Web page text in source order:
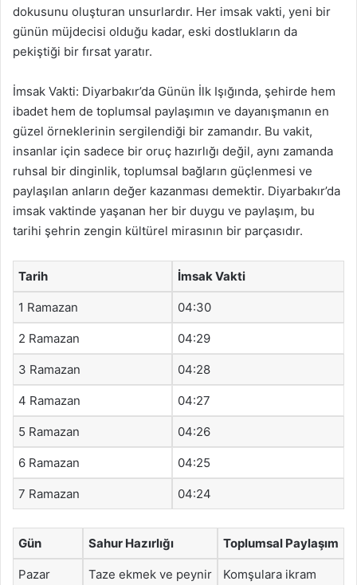
dokusunu oluşturan unsurlardır. Her imsak vakti, yeni bir
günün müjdecisi olduğu kadar, eski dostlukların da
pekiştiği bir fırsat yaratır.
İmsak Vakti: Diyarbakır’da Günün İlk Işığında, şehirde hem
ibadet hem de toplumsal paylaşımın ve dayanışmanın en
güzel örneklerinin sergilendiği bir zamandır. Bu vakit,
insanlar için sadece bir oruç hazırlığı değil, aynı zamanda
ruhsal bir dinginlik, toplumsal bağların güçlenmesi ve
paylaşılan anların değer kazanması demektir. Diyarbakır’da
imsak vaktinde yaşanan her bir duygu ve paylaşım, bu
tarihi şehrin zengin kültürel mirasının bir parçasıdır.
Tarih İmsak Vakti
1 Ramazan 04:30
2 Ramazan 04:29
3 Ramazan 04:28
4 Ramazan 04:27
5 Ramazan 04:26
6 Ramazan 04:25
7 Ramazan 04:24
Gün Sahur Hazırlığı Toplumsal Paylaşım
Pazar Taze ekmek ve peynir Komşulara ikram